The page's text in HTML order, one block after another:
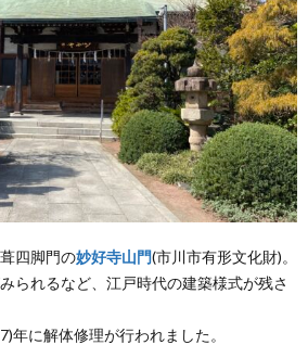
四脚門の妙好寺山門(市川市有形文化財)。
られるなど、江戸時代の建築様式が残さ
年に解体修理が行われました。